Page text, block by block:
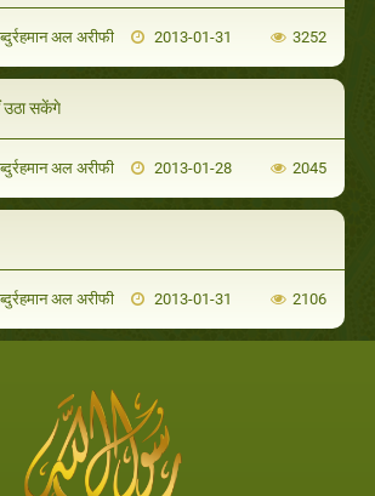
अल अरीफी 2013-01-31 3252
उठा सकेंगे
अल अरीफी 2013-01-28 2045
अल अरीफी 2013-01-31 2106